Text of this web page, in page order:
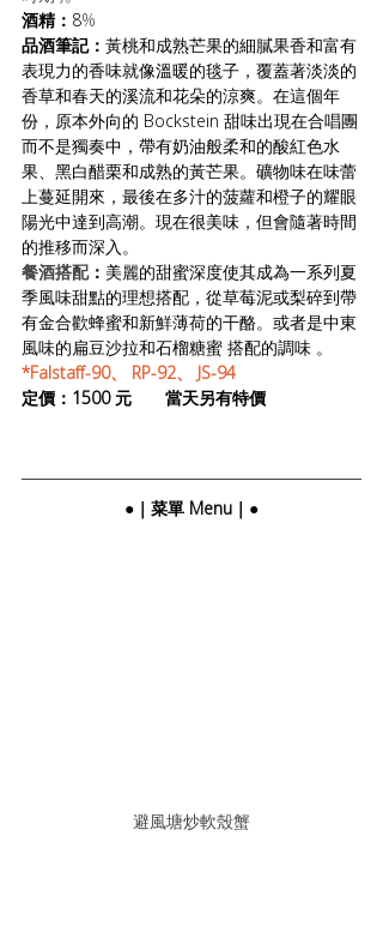
酒精： 8%
品酒筆記： 黃桃和成熟芒果的細膩果香和富有
表現力的香味就像溫暖的毯子，覆蓋著淡淡的
香草和春天的溪流和花朵的涼爽。在這個年
份，原本外向的 Bockstein 甜味出現在合唱團
而不是獨奏中，帶有奶油般柔和的酸紅色水
果、黑白醋栗和成熟的黃芒果。礦物味在味蕾
上蔓延開來，最後在多汁的菠蘿和橙子的耀眼
陽光中達到高潮。現在很美味，但會隨著時間
的推移而深入。
餐酒搭配： 美麗的甜蜜深度使其成為一系列夏
季風味甜點的理想搭配，從草莓泥或梨碎到帶
有金合歡蜂蜜和新鮮薄荷的干酪。或者是中東
風味的扁豆沙拉和石榴糖蜜 搭配的調味 。
*Falstaff-90、 RP-92、 JS-94
定價：1500 元       當天另有特價
●｜菜單 Menu｜●
避風塘炒軟殼蟹